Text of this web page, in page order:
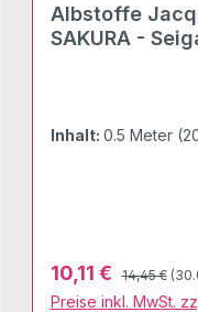
Albstoffe Jacquardjersey
SAKURA -
Inhalt: 0.5 Meter
Verkaufspreis:
10,11 € Regulärer
14,45 €
Preise inkl. MwSt.